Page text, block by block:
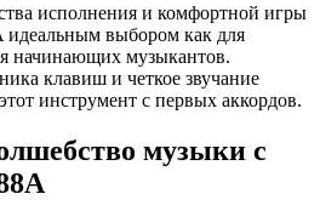
исполнения и комфортной игры
идеальным выбором как для
начинающих музыкантов.
клавиш и четкое звучание
инструмент с первых аккордов.
музыки с